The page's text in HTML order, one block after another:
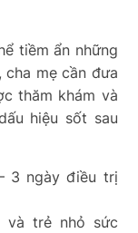
tiềm ẩn những
cha mẹ cần đưa
thăm khám và
hiệu sốt sau
3 ngày điều trị
và trẻ nhỏ sức